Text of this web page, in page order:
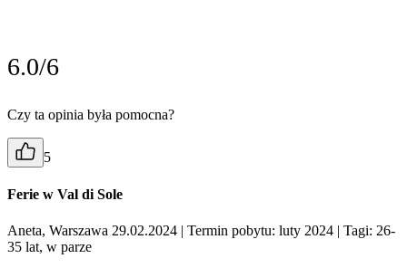
6.0/6
Czy ta opinia była pomocna?
5
Ferie w Val di Sole
Aneta, Warszawa 29.02.2024 | Termin pobytu: luty 2024 | Tagi: 26-
35 lat, w parze